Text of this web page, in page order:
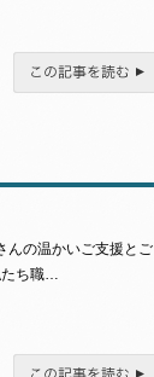
んの温かいご支援とご
たち職…